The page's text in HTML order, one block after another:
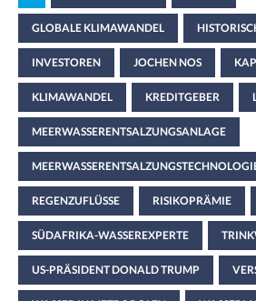
GLOBALE KLIMAWANDEL
INVESTOREN JOCHEN NOS
KLIMAWANDEL KREDITGEBER
MEERWASSERENTSALZUNGSANLAGE
REGENZUFLÜSSE RISIKOPRÄMIE
SÜDAFRIKA-WASSEREXPERTE
US-PRÄSIDENT DONALD TRUMP